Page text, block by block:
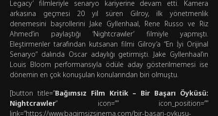
Legacy’ filmleriyle senaryo kariyerine devam etti. Kamera
arkasına geçmesi 20 yıl süren Gilroy, ilk yönetmenlik
denemesini başrollerini Jake Gyllenhaal, Rene Russo ve Riz
Ahmed’in paylaştığı ‘Nightcrawler’ filmiyle yapmıştı.
Eleştirmenler tarafından kutsanan filmi Gilroy’a “En İyi Orijinal
Senaryo” dalında Oscar adaylığı getirmişti. Jake Gyllenhaal’ın
Louis Bloom performansıyla ödüle aday gösterilmemesi ise
dönemin en çok konuşulan konularından biri olmuştu.
[button title=”Bağımsız Film Kritik – Bir Başarı Öyküsü:
Nightcrawler” icon=”” icon_position=””
link=”https://www.bagimsizsinema.com/bir-basari-oykusu-